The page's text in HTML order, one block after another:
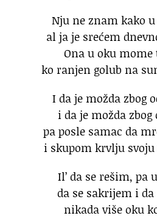
Nju ne znam kako
al ja je srećem
Ona u oku
ko ranjen golub na
I da je možda zbog
i da je možda
pa posle samac da
i skupom krvlju
Il’ da se rešim, pa
da se sakrijem i
nikada više oku